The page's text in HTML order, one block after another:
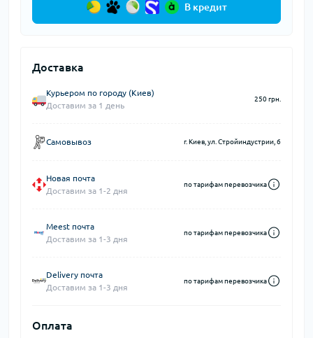
В кредит
Доставка
Курьером по городу (Киев)
Доставим за 1 день
250 грн.
Самовывоз г. Киев, ул. Стройиндустрии, 6
Новая почта
Доставим за 1-2 дня
по тарифам перевозчика
Meest почта
Доставим за 1-3 дня
по тарифам перевозчика
Delivery почта
Доставим за 1-3 дня
по тарифам перевозчика
Оплата